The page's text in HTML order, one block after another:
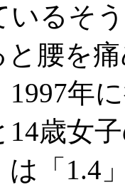
いるそ
腰を
1997年
歳女
「1.4